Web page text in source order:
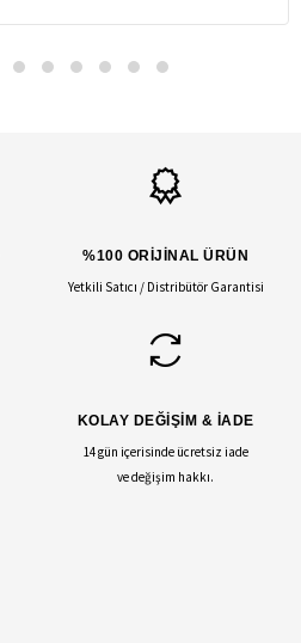
%100 ORİJİNAL ÜRÜN
Yetkili Satıcı / Distribütör Garantisi
KOLAY DEĞİŞİM & İADE
14 gün içerisinde ücretsiz iade
ve değişim hakkı.